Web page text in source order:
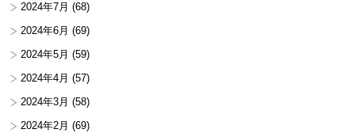
2024年7月 (68)
2024年6月 (69)
2024年5月 (59)
2024年4月 (57)
2024年3月 (58)
2024年2月 (69)